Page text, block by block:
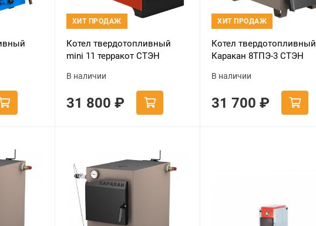
ХИТ ПРОДАЖ
Котел твердотопливный
mini 11 терракот СТЭН
В наличии
31 800 ₽
ХИТ ПРОДАЖ
Котел твердотопливный
Каракан 8ТПЭ-3 СТЭН
В наличии
31 700 ₽